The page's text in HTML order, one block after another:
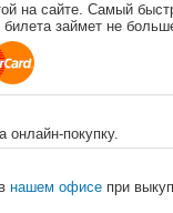
на сайте. Самый
займет не
покупку.
нашем офисе при